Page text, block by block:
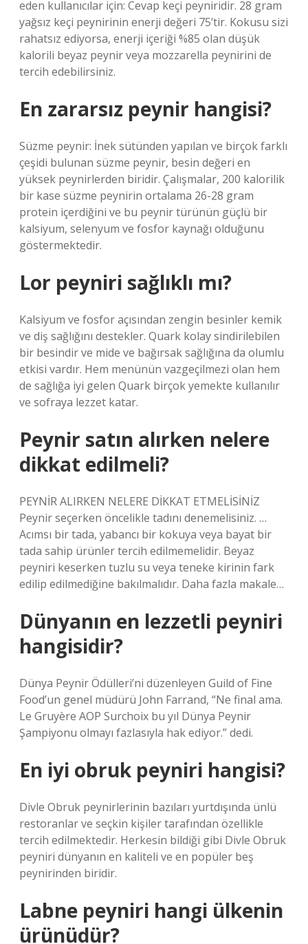
eden kullanıcılar için: Cevap keçi peyniridir. 28 gram
yağsız keçi peynirinin enerji değeri 75’tir. Kokusu sizi
rahatsız ediyorsa, enerji içeriği %85 olan düşük
kalorili beyaz peynir veya mozzarella peynirini de
tercih edebilirsiniz.
En zararsız peynir hangisi?
Süzme peynir: İnek sütünden yapılan ve birçok farklı
çeşidi bulunan süzme peynir, besin değeri en
yüksek peynirlerden biridir. Çalışmalar, 200 kalorilik
bir kase süzme peynirin ortalama 26-28 gram
protein içerdiğini ve bu peynir türünün güçlü bir
kalsiyum, selenyum ve fosfor kaynağı olduğunu
göstermektedir.
Lor peyniri sağlıklı mı?
Kalsiyum ve fosfor açısından zengin besinler kemik
ve diş sağlığını destekler. Quark kolay sindirilebilen
bir besindir ve mide ve bağırsak sağlığına da olumlu
etkisi vardır. Hem menünün vazgeçilmezi olan hem
de sağlığa iyi gelen Quark birçok yemekte kullanılır
ve sofraya lezzet katar.
Peynir satın alırken nelere
dikkat edilmeli?
PEYNİR ALIRKEN NELERE DİKKAT ETMELİSİNİZ
Peynir seçerken öncelikle tadını denemelisiniz. …
Acımsı bir tada, yabancı bir kokuya veya bayat bir
tada sahip ürünler tercih edilmemelidir. Beyaz
peyniri keserken tuzlu su veya teneke kirinin fark
edilip edilmediğine bakılmalıdır. Daha fazla makale…
Dünyanın en lezzetli peyniri
hangisidir?
Dünya Peynir Ödülleri’ni düzenleyen Guild of Fine
Food’un genel müdürü John Farrand, “Ne final ama.
Le Gruyère AOP Surchoix bu yıl Dünya Peynir
Şampiyonu olmayı fazlasıyla hak ediyor.” dedi.
En iyi obruk peyniri hangisi?
Divle Obruk peynirlerinin bazıları yurtdışında ünlü
restoranlar ve seçkin kişiler tarafından özellikle
tercih edilmektedir. Herkesin bildiği gibi Divle Obruk
peyniri dünyanın en kaliteli ve en popüler beş
peynirinden biridir.
Labne peyniri hangi ülkenin
ürünüdür?